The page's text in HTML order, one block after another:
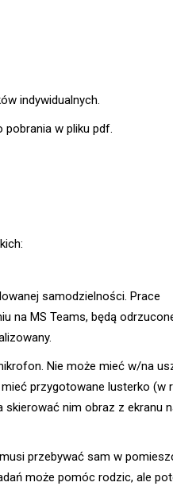
indywidualnych.
pobrania w pliku pdf.
samodzielności. Prace
na MS Teams, będą
Nie może mieć w/na
przygotowane lusterko (w
skierować nim obraz z ekranu
przebywać sam w
może pomóc rodzic, ale